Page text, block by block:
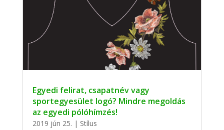
Egyedi felirat, csapatnév vagy
sportegyesület logó? Mindre megoldás
az egyedi pólóhímzés!
2019 jún 25. | Stílus